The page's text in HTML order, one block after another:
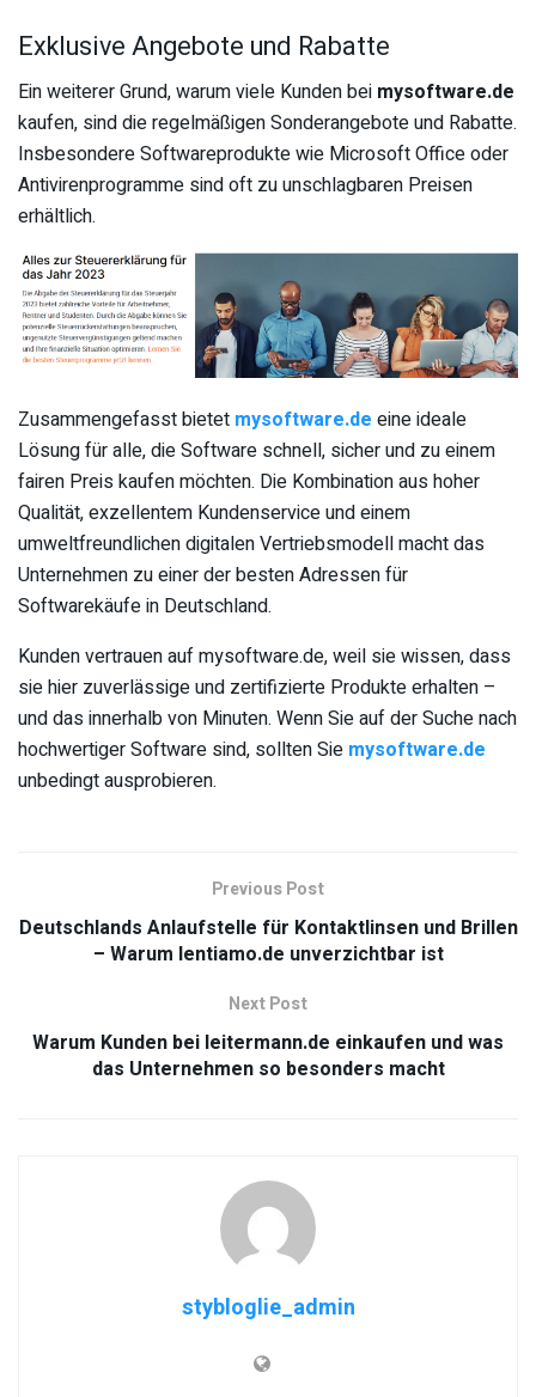
Exklusive Angebote und Rabatte
Ein weiterer Grund, warum viele Kunden bei mysoftware.de
kaufen, sind die regelmäßigen Sonderangebote und Rabatte.
Insbesondere Softwareprodukte wie Microsoft Office oder
Antivirenprogramme sind oft zu unschlagbaren Preisen
erhältlich.
Zusammengefasst bietet mysoftware.de eine ideale
Lösung für alle, die Software schnell, sicher und zu einem
fairen Preis kaufen möchten. Die Kombination aus hoher
Qualität, exzellentem Kundenservice und einem
umweltfreundlichen digitalen Vertriebsmodell macht das
Unternehmen zu einer der besten Adressen für
Softwarekäufe in Deutschland.
Kunden vertrauen auf mysoftware.de, weil sie wissen, dass
sie hier zuverlässige und zertifizierte Produkte erhalten –
und das innerhalb von Minuten. Wenn Sie auf der Suche nach
hochwertiger Software sind, sollten Sie mysoftware.de
unbedingt ausprobieren.
Previous Post
Deutschlands Anlaufstelle für Kontaktlinsen und Brillen
– Warum lentiamo.de unverzichtbar ist
Next Post
Warum Kunden bei leitermann.de einkaufen und was
das Unternehmen so besonders macht
stybloglie_admin